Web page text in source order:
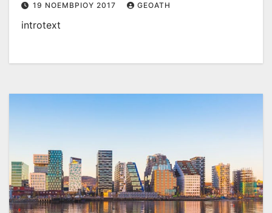
19 ΝΟΕΜΒΡΊΟΥ 2017 GEOATH
introtext